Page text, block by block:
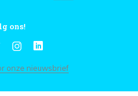
ons!
onze nieuwsbrief